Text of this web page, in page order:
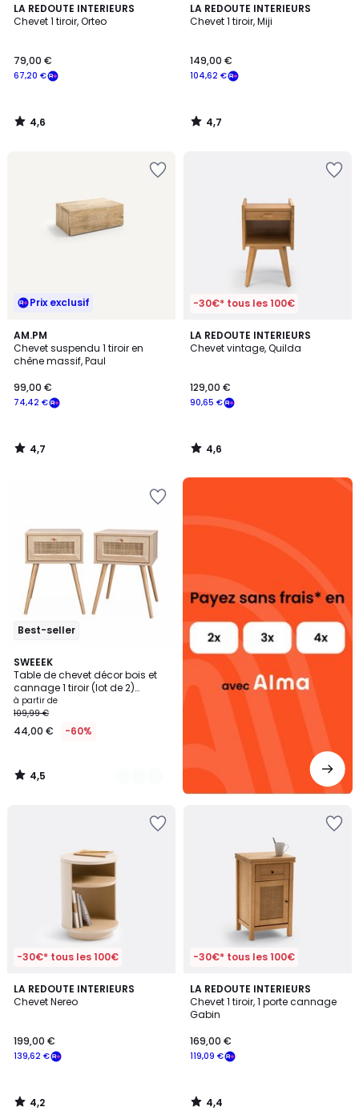
LA REDOUTE INTERIEURS
Chevet 1 tiroir, Orteo
67,20 €
79,00 €
4,6
/ 5
4,6
/
LA REDOUTE INTERIEURS
Chevet 1 tiroir, Miji
104,62 €
149,00 €
4,7
/ 5
4,7
/
Prix exclusif
AM.PM
Chevet suspendu 1 tiroir en
chêne massif, Paul
74,42 €
99,00 €
4,7
/ 5
4,7
/
-30€* tous les 100€
LA REDOUTE INTERIEURS
Chevet vintage, Quilda
90,65 €
129,00 €
4,6
/ 5
4,6
/
Best-seller
SWEEEK
Table de chevet décor bois et
cannage 1 tiroir (lot de 2)
BOHÈME
à partir de
109,99 €
44,00 € -60%
4,5
/ 5
4
Couleurs
4,5
/
Alma
sans
-30€* tous les 100€
LA REDOUTE INTERIEURS
Chevet Nereo
139,62 €
199,00 €
4,2
/ 5
4,2
/
-30€* tous les 100€
LA REDOUTE INTERIEURS
Chevet 1 tiroir, 1 porte cannage
Gabin
119,09 €
169,00 €
4,4
/ 5
4,4
/